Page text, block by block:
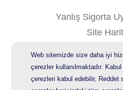
Web sitemizde size daha iyi
çerezler kullanılmaktadır.
çerezleri kabul edebilir, Reddet
Yanlış Sigorta
Site
Bilgi Güvenliği